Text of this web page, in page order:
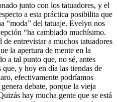
junto con los tatuadores, y el
a esta práctica posibilita que
“moda” del tatuaje. Evelyn nos
“ha cambiado muchísimo.
entrevistar a muchos tatuadores
la apertura de mente en la
a tal punto que, no sé, antes
y hoy en día las tiendas de
efectivamente podríamos
debate, porque la vieja
hay mucha gente que se está